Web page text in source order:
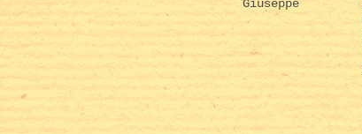
Giuseppe